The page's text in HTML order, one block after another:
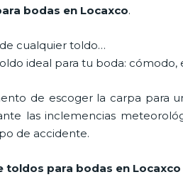
bodas en Locaxco.
cualquier toldo…
ideal para tu boda:
de escoger la carpa para
las inclemencias
de accidente.
toldos para bodas en Locaxco